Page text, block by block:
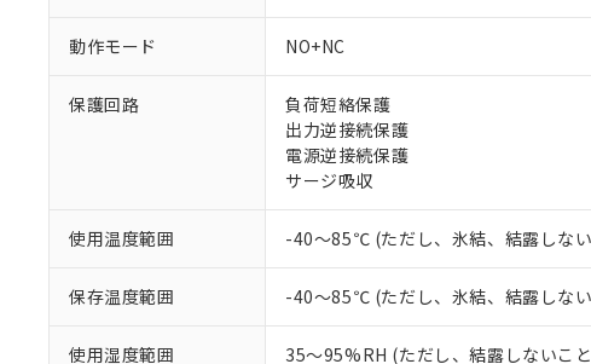
動作モード NO+NC
保護回路
負荷短絡保護
出力逆接続保護
電源逆接続保護
サージ吸収
使用温度範囲 -40～85℃ (ただし、氷結、結露しな
保存温度範囲 -40～85℃ (ただし、氷結、結露しな
使用湿度範囲 35～95%RH (ただし、結露しないこ
い。
正式な納期状況お
当社販売員にご相
オムロン制御機器
仕入先様の事情により、
鉛(Pb) 1000ppm以下、 水銀
六価クロム(Cr(Ⅵ)) 1000ppm以
フタル酸ビス(2-エチルヘキシ
ル（DBP） 1000ppm以下、フ
※2 対応予定月
「×」：最大均質材料含
「－」：未確認です。当
*中国RoHS10物質の基準値 (GB/
DBP(フタル酸ジブチル) :
DEHP(フタル酸ビス(2-エチル
※2 環境保護使用期限
「ｅ」：有害物質（10
当社は貴社製品を
置等に一切使用いた
当社は、貴社製品
また当社は、販売
○ 一定数以上の
△ 一定数には満
－
在庫なし(最新
機器販売店・